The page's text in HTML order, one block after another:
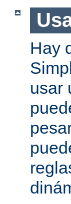
Hay
usar